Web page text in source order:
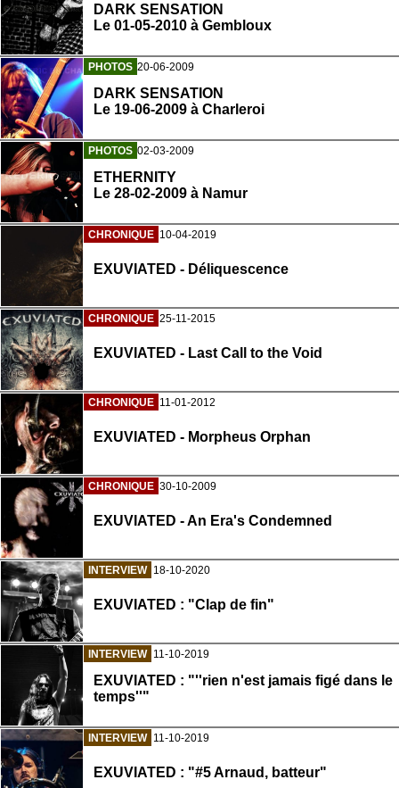
DARK SENSATION
Le 01-05-2010 à Gembloux
PHOTOS 20-06-2009
DARK SENSATION
Le 19-06-2009 à Charleroi
PHOTOS 02-03-2009
ETHERNITY
Le 28-02-2009 à Namur
CHRONIQUE 10-04-2019
EXUVIATED - Déliquescence
CHRONIQUE 25-11-2015
EXUVIATED - Last Call to the Void
CHRONIQUE 11-01-2012
EXUVIATED - Morpheus Orphan
CHRONIQUE 30-10-2009
EXUVIATED - An Era's Condemned
INTERVIEW 18-10-2020
EXUVIATED : "Clap de fin"
INTERVIEW 11-10-2019
EXUVIATED : "''rien n'est jamais figé dans le
temps''"
INTERVIEW 11-10-2019
EXUVIATED : "#5 Arnaud, batteur"